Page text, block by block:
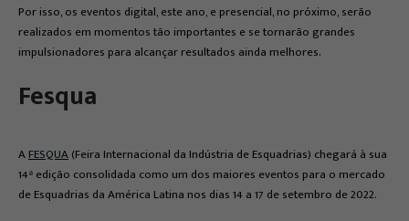
Por isso, os eventos digital, este ano, e presencial, no próximo, serão
realizados em momentos tão importantes e se tornarão grandes
impulsionadores para alcançar resultados ainda melhores.
Fesqua
AFESQUA(Feira Internacional da Indústria de Esquadrias) chegará à sua
14ª edição consolidada como um dos maiores eventos para o mercado
de Esquadrias da América Latina nos dias 14 a 17 de setembro de 2022.